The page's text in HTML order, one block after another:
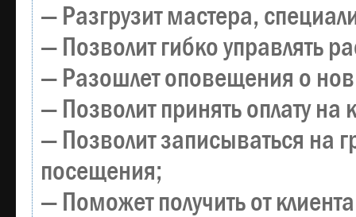
— Разгрузит мастера,
— Позволит гибко управлять
— Разошлет оповещения о
— Позволит принять оплату
— Позволит записываться на
посещения;
— Поможет получить от